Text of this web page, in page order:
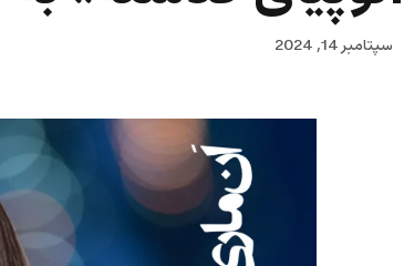
سپتامبر 14, 2024